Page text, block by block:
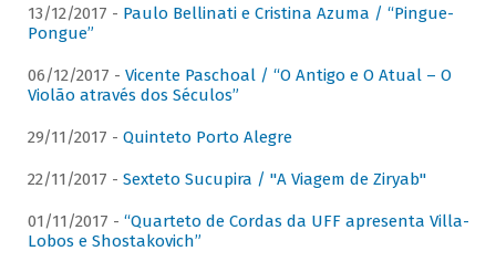
13/12/2017 - Paulo Bellinati e Cristina Azuma / “Pingue-
Pongue”
06/12/2017 - Vicente Paschoal / “O Antigo e O Atual – O
Violão através dos Séculos”
29/11/2017 - Quinteto Porto Alegre
22/11/2017 - Sexteto Sucupira / "A Viagem de Ziryab"
01/11/2017 - “Quarteto de Cordas da UFF apresenta Villa-
Lobos e Shostakovich”